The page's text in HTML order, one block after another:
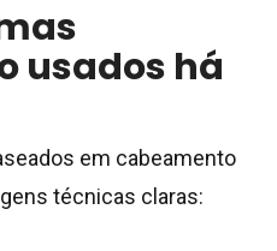
usados há
em cabeamento
técnicas claras: